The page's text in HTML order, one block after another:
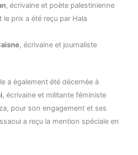
, écrivaine et poète palestinienne
le prix a été reçu par Hala
, écrivaine et journaliste
a également été décernée à
, écrivaine et militante féministe
pour son engagement et ses
a reçu la mention spéciale en